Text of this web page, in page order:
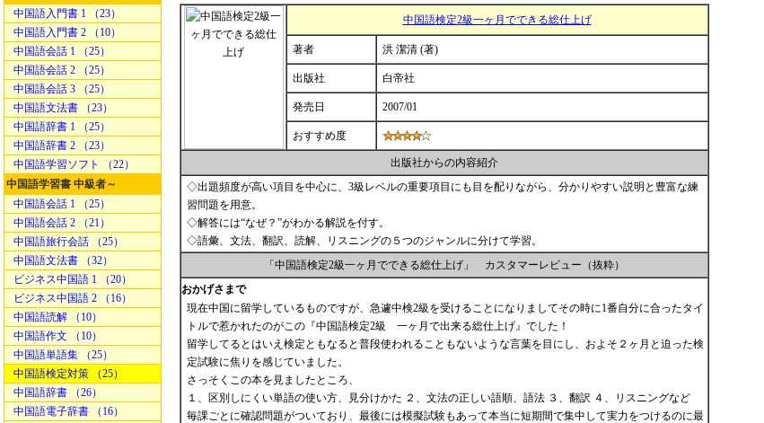
中国語入門書 1 （23）
中国語入門書 2 （10）
中国語会話 1 （25）
中国語会話 2 （25）
中国語会話 3 （25）
中国語文法書 （23）
中国語辞書 1 （25）
中国語辞書 2 （23）
中国語学習ソフト （22）
中国語学習書 中級者～
中国語会話 1 （25）
中国語会話 2 （21）
中国語旅行会話 （25）
中国語文法書 （32）
ビジネス中国語 1 （20）
ビジネス中国語 2 （16）
中国語読解 （10）
中国語作文 （10）
中国語単語集 （25）
中国語検定対策 （25）
中国語辞書 （26）
中国語電子辞書 （16）
中国語検定2級一ヶ月でできる総仕上げ
著者 洪 潔清 (著)
出版社 白帝社
発売日 2007/01
おすすめ度
出版社からの内容紹介
◇出題頻度が高い項目を中心に、3級レベルの重要項目にも目を配りながら、分かりやすい説明と豊富な練
習問題を用意。
◇解答には“なぜ？”がわかる解説を付す。
◇語彙、文法、翻訳、読解、リスニングの５つのジャンルに分けて学習。
「中国語検定2級一ヶ月でできる総仕上げ」 カスタマーレビュー（抜粋）
おかげさまで
現在中国に留学しているものですが、急遽中検2級を受けることになりましてその時に1番自分に合ったタイ
トルで惹かれたのがこの『中国語検定2級 一ヶ月で出来る総仕上げ』でした！
留学してるとはいえ検定ともなると普段使われることもないような言葉を目にし、およそ２ヶ月と迫った検
定試験に焦りを感じていました。
さっそくこの本を見ましたところ、
１、区別しにくい単語の使い方、見分けかた ２、文法の正しい語順、語法 ３、翻訳 ４、リスニングなど
毎課ごとに確認問題がついており、最後には模擬試験もあって本当に短期間で集中して実力をつけるのに最